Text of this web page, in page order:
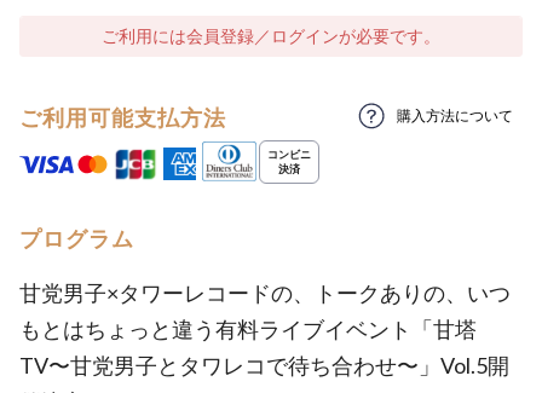
ご利用には会員登録／ログインが必要です。
ご利用可能支払方法 購入方法について
プログラム
甘党男子×タワーレコードの、トークありの、いつ
もとはちょっと違う有料ライブイベント「甘塔
TV〜甘党男子とタワレコで待ち合わせ〜」Vol.5開